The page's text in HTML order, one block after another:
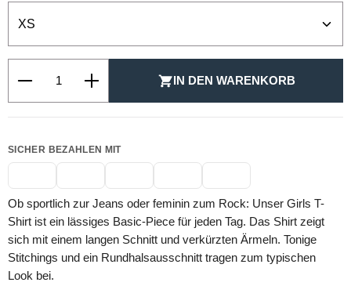
IN DEN WARENKORB
SICHER BEZAHLEN MIT
Ob sportlich zur Jeans oder feminin zum Rock: Unser Girls T-
Shirt ist ein lässiges Basic-Piece für jeden Tag. Das Shirt zeigt
sich mit einem langen Schnitt und verkürzten Ärmeln. Tonige
Stitchings und ein Rundhalsausschnitt tragen zum typischen
Look bei.